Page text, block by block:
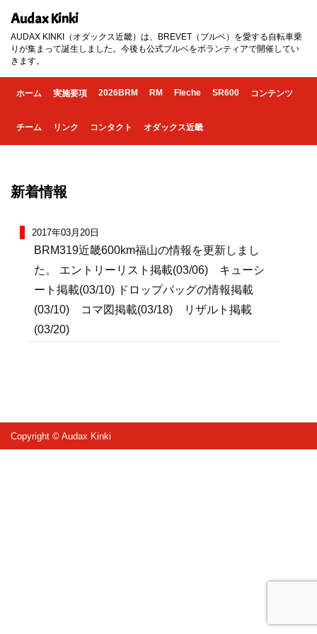
Audax Kinki
AUDAX KINKI（オダックス近畿）は、BREVET（ブルベ）を愛する自転車乗
りが集まって誕生しました。今後も公式ブルベをボランティアで開催してい
きます。
ホーム 実施要項 2026BRM RM Fleche SR600 コンテンツ
チーム リンク コンタクト オダックス近畿
新着情報
2017年03月20日
BRM319近畿600km福山の情報を更新しまし
た。 エントリーリスト掲載(03/06) キューシ
ート掲載(03/10) ドロップバッグの情報掲載
(03/10) コマ図掲載(03/18) リザルト掲載
(03/20)
Copyright © Audax Kinki